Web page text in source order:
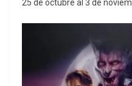
25 de octubre al 3 de